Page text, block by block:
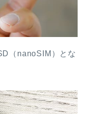
（nanoSIM）とな